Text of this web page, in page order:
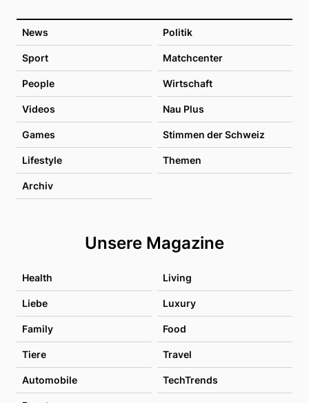
News Politik
Sport Matchcenter
People Wirtschaft
Videos Nau Plus
Games Stimmen der Schweiz
Lifestyle Themen
Archiv
Unsere Magazine
Health Living
Liebe Luxury
Family Food
Tiere Travel
Automobile TechTrends